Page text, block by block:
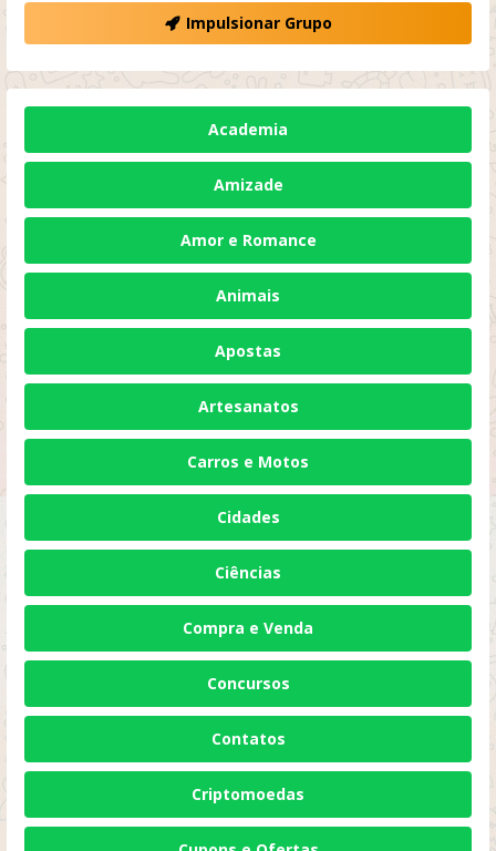
Impulsionar Grupo
Academia
Amizade
Amor e Romance
Animais
Apostas
Artesanatos
Carros e Motos
Cidades
Ciências
Compra e Venda
Concursos
Contatos
Criptomoedas